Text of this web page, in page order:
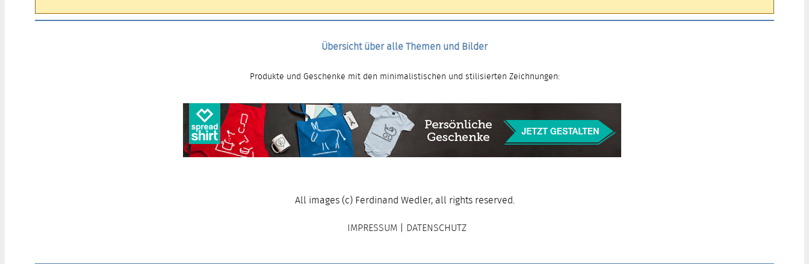
Übersicht über alle Themen und Bilder
Produkte und Geschenke mit den minimalistischen und stilisierten Zeichnungen:
All images (c) Ferdinand Wedler, all rights reserved.
IMPRESSUM | DATENSCHUTZ